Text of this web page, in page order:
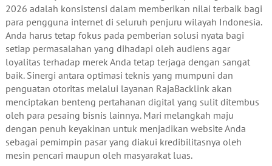
2026 adalah konsistensi dalam memberikan nilai terbaik bagi
para pengguna internet di seluruh penjuru wilayah Indonesia.
Anda harus tetap fokus pada pemberian solusi nyata bagi
setiap permasalahan yang dihadapi oleh audiens agar
loyalitas terhadap merek Anda tetap terjaga dengan sangat
baik. Sinergi antara optimasi teknis yang mumpuni dan
penguatan otoritas melalui layanan RajaBacklink akan
menciptakan benteng pertahanan digital yang sulit ditembus
oleh para pesaing bisnis lainnya. Mari melangkah maju
dengan penuh keyakinan untuk menjadikan website Anda
sebagai pemimpin pasar yang diakui kredibilitasnya oleh
mesin pencari maupun oleh masyarakat luas.